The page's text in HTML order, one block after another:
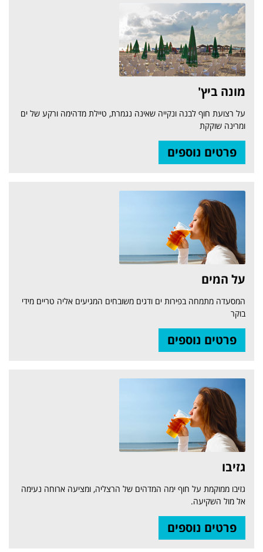
מונה ביץ'
על רצועת חוף לבנה ונקייה שאינה נגמרת, טיילת מדהימה ורקע של ים
ומרינה שוקקת
פרטים נוספים
על המים
המסעדה מתמחה בפירות ים ודגים משובחים המגיעים אליה טריים מידי
בוקר
פרטים נוספים
גזיבו
גזיבו ממוקמת על חוף ימה המדהים של הרצליה, ומציעה ארוחה נעימה
אל מול השקיעה.
פרטים נוספים